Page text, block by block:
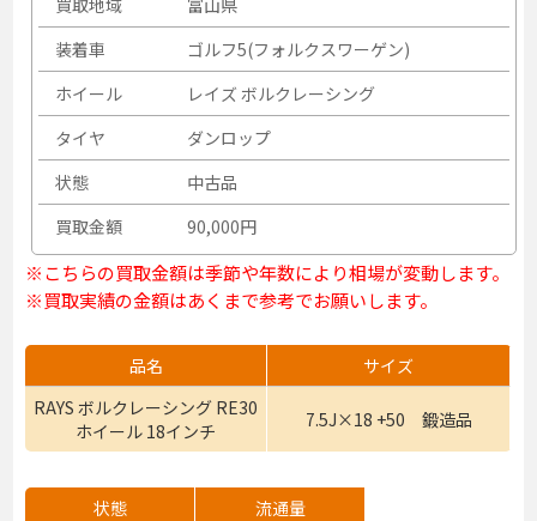
装着車
ゴルフ5(フォルクスワーゲン)
ホイール
レイズ ボルクレーシング
タイヤ
ダンロップ
状態
中古品
買取金額
90,000円
※こちらの買取金額は季節や年数により相場が変動します。
※買取実績の金額はあくまで参考でお願いします。
品名
サイズ
RAYS ボルクレーシング RE30
ホイール 18インチ
7.5J×18 +50 鍛造品
状態
流通量